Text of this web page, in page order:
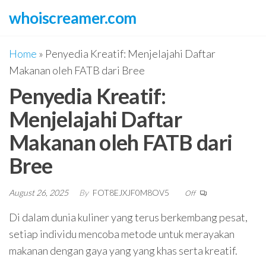
content
whoiscreamer.com
Home » Penyedia Kreatif: Menjelajahi Daftar
Makanan oleh FATB dari Bree
Penyedia Kreatif:
Menjelajahi Daftar
Makanan oleh FATB dari
Bree
August 26, 2025 By FOT8EJXJF0M8OV5 Off
Di dalam dunia kuliner yang terus berkembang pesat,
setiap individu mencoba metode untuk merayakan
makanan dengan gaya yang yang khas serta kreatif.